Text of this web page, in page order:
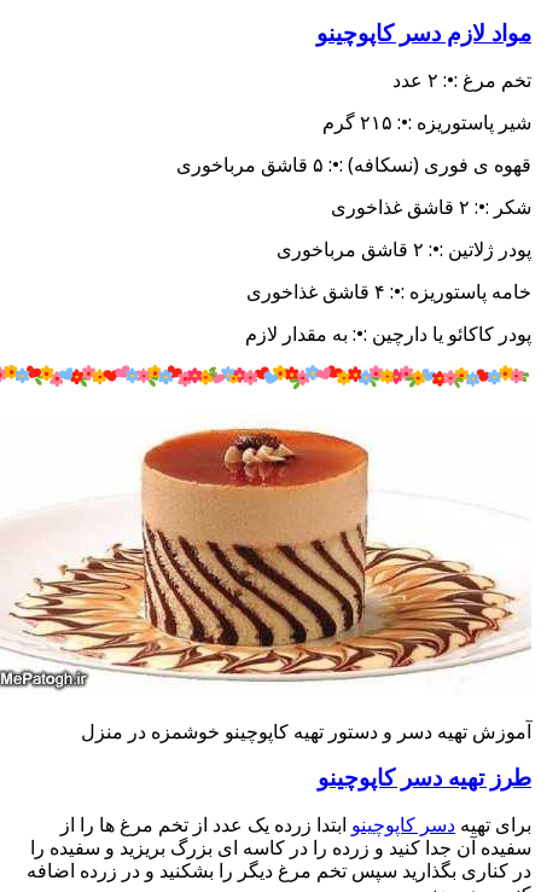
لازم دسر کاپوچینو
مرغ :•: ۲ عدد
پاستوریزه :•: ۲۱۵ گرم
ی فوری (نسکافه) :•: ۵ قاشق مرباخوری
:•: ۲ قاشق غذاخوری
ژلاتین :•: ۲ قاشق مرباخوری
پاستوریزه :•: ۴ قاشق غذاخوری
کاکائو یا دارچین :•: به مقدار لازم
تهیه دسر و دستور تهیه کاپوچینو خوشمزه در منزل
تهیه دسر کاپوچینو
تهیهدسر کاپوچینوابتدا زرده یک عدد از تخم مرغ ها را از
آن جدا کنید و زرده را در کاسه ای بزرگ بریزید و سفیده را
کناری بگذارید سپس تخم مرغ دیگر را بشکنید و در زرده اضافه